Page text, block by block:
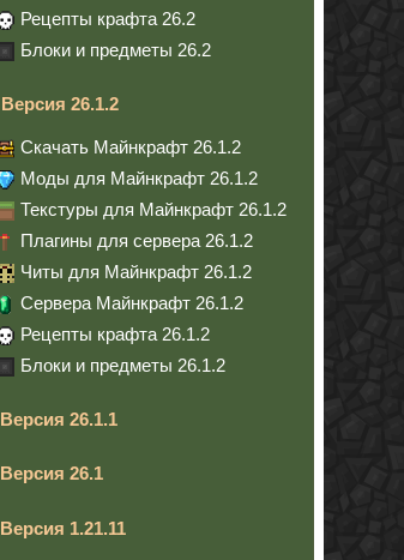
Рецепты крафта 26.2
Блоки и предметы 26.2
Версия 26.1.2
Скачать Майнкрафт 26.1.2
Моды для Майнкрафт 26.1.2
Текстуры для Майнкрафт 26.1.2
Плагины для сервера 26.1.2
Читы для Майнкрафт 26.1.2
Сервера Майнкрафт 26.1.2
Рецепты крафта 26.1.2
Блоки и предметы 26.1.2
Версия 26.1.1
Версия 26.1
Версия 1.21.11